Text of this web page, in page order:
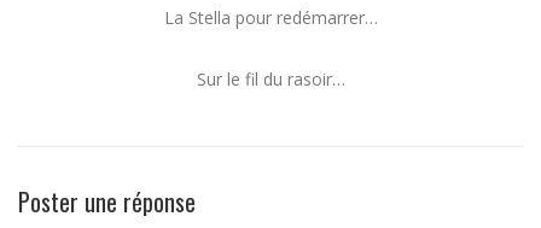
La Stella pour redémarrer…
Sur le fil du rasoir…
Poster une réponse